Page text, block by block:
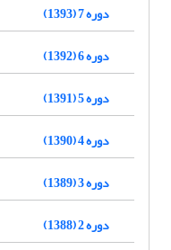
دوره 7 (1393)
دوره 6 (1392)
دوره 5 (1391)
دوره 4 (1390)
دوره 3 (1389)
دوره 2 (1388)